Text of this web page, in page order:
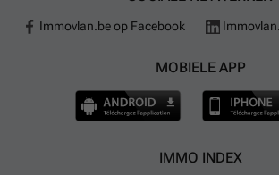
Immovlan.be op Facebook
MOBIELE APP
IMMO INDEX